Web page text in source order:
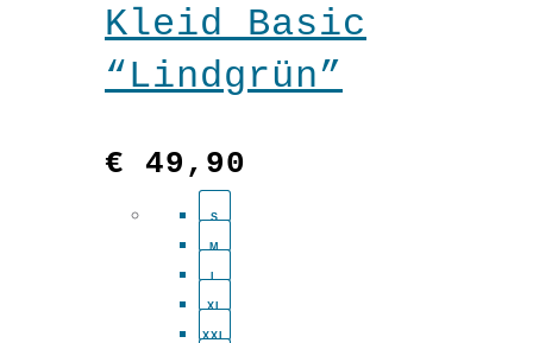
Kleid Basic
“Lindgrün”
€ 49,90
S
M
XL
XXL